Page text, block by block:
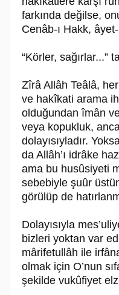
farkında değilse,
Cenâb-ı Hakk,
“Körler, sağırlar...”
Zîrâ Allâh Teâlâ,
ve hakîkati arama
olduğundan îmân
veya kopukluk,
dolayısıyladır.
da Allâh’ı idrâke
ama bu husûsiyeti
sebebiyle şuûr
görülüp de
Dolayısıyla
bizleri yoktan var
mârifetullâh ile
olmak için O’nun
şekilde vukûfiyet